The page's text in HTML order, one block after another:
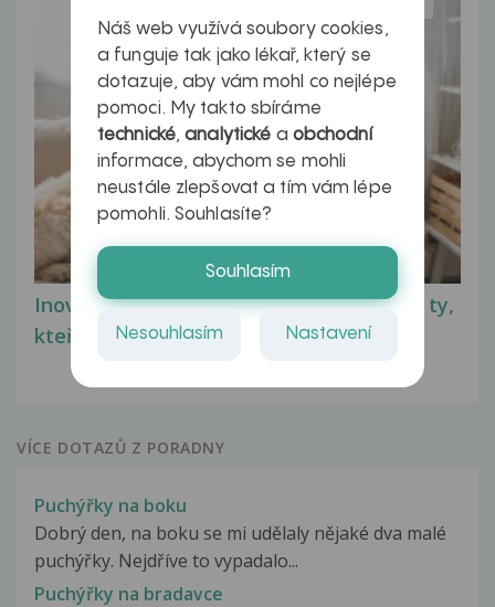
Inovativní léčba myastenie – naděje pro ty,
kteří ji...
VÍCE DOTAZŮ Z PORADNY
Puchýřky na boku
Dobrý den, na boku se mi udělaly nějaké dva malé
puchýřky. Nejdříve to vypadalo...
Puchýřky na bradavce
Náš web využívá soubory cookies,
a funguje tak jako lékař, který se
dotazuje, aby vám mohl co nejlépe
pomoci. My takto sbíráme
technické,analytické a obchodní
informace, abychom se mohli
neustále zlepšovat a tím vám lépe
pomohli. Souhlasíte?
Souhlasím
Nesouhlasím Nastavení